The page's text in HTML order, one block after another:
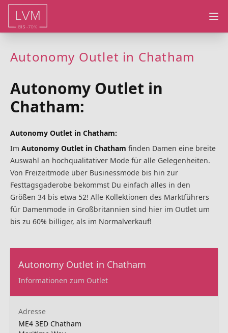
Autonomy Outlet in Chatham
Autonomy Outlet in
Chatham:
Autonomy Outlet in Chatham:
Im Autonomy Outlet in Chatham finden Damen eine breite
Auswahl an hochqualitativer Mode für alle Gelegenheiten.
Von Freizeitmode über Businessmode bis hin zur
Festtagsgaderobe bekommst Du einfach alles in den
Größen 34 bis etwa 52! Alle Kollektionen des Marktführers
für Damenmode in Großbritannien sind hier im Outlet um
bis zu 60% billiger, als im Normalverkauf!
Autonomy Outlet in Chatham
Informationen zum Outlet
Adresse
ME4 3ED Chatham